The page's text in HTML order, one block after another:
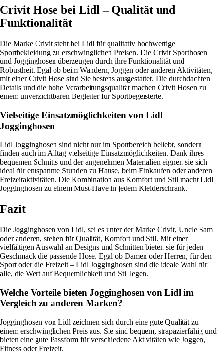
Crivit Hose bei Lidl – Qualität und
Funktionalität
Die Marke Crivit steht bei Lidl für qualitativ hochwertige
Sportbekleidung zu erschwinglichen Preisen. Die Crivit Sporthosen
und Jogginghosen überzeugen durch ihre Funktionalität und
Robustheit. Egal ob beim Wandern, Joggen oder anderen Aktivitäten,
mit einer Crivit Hose sind Sie bestens ausgestattet. Die durchdachten
Details und die hohe Verarbeitungsqualität machen Crivit Hosen zu
einem unverzichtbaren Begleiter für Sportbegeisterte.
Vielseitige Einsatzmöglichkeiten von Lidl
Jogginghosen
Lidl Jogginghosen sind nicht nur im Sportbereich beliebt, sondern
finden auch im Alltag vielseitige Einsatzmöglichkeiten. Dank ihres
bequemen Schnitts und der angenehmen Materialien eignen sie sich
ideal für entspannte Stunden zu Hause, beim Einkaufen oder anderen
Freizeitaktivitäten. Die Kombination aus Komfort und Stil macht Lidl
Jogginghosen zu einem Must-Have in jedem Kleiderschrank.
Fazit
Die Jogginghosen von Lidl, sei es unter der Marke Crivit, Uncle Sam
oder anderen, stehen für Qualität, Komfort und Stil. Mit einer
vielfältigen Auswahl an Designs und Schnitten bieten sie für jeden
Geschmack die passende Hose. Egal ob Damen oder Herren, für den
Sport oder die Freizeit – Lidl Jogginghosen sind die ideale Wahl für
alle, die Wert auf Bequemlichkeit und Stil legen.
Welche Vorteile bieten Jogginghosen von Lidl im
Vergleich zu anderen Marken?
Jogginghosen von Lidl zeichnen sich durch eine gute Qualität zu
einem erschwinglichen Preis aus. Sie sind bequem, strapazierfähig und
bieten eine gute Passform für verschiedene Aktivitäten wie Joggen,
Fitness oder Freizeit.